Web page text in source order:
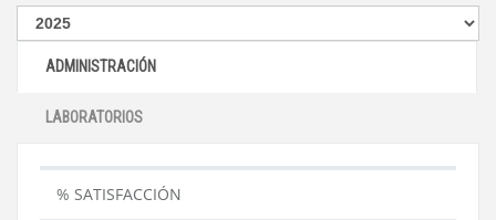
ADMINISTRACIÓN
LABORATORIOS
% SATISFACCIÓN